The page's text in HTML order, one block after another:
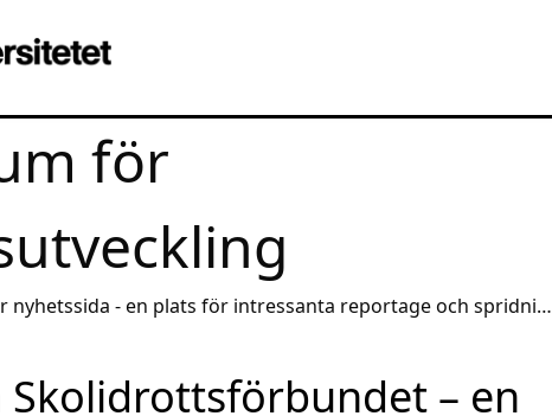
för
nyhetssida - en plats för intressanta reportage och spridning
Skolidrottsförbundet – en